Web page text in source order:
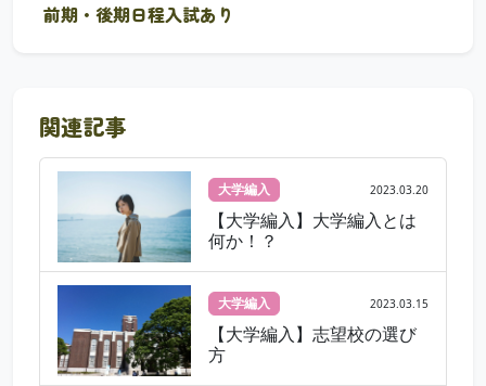
前期・後期日程入試あり
関連記事
大学編入 2023.03.20
【大学編入】大学編入とは
何か！？
大学編入 2023.03.15
【大学編入】志望校の選び
方